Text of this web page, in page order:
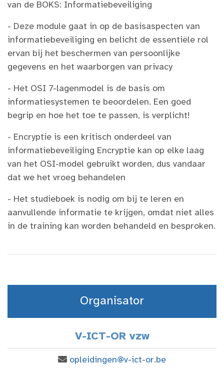
van de BOKS: Informatiebeveiliging​
- Deze module gaat in op de basisaspecten van
informatiebeveiliging en belicht de essentiële rol
ervan bij het beschermen van persoonlijke
gegevens en het waarborgen van privacy​
- Het OSI 7-lagenmodel is de basis om
informatiesystemen te beoordelen. Een goed
begrip en hoe het toe te passen, is verplicht! ​
- Encryptie is een kritisch onderdeel van
informatiebeveiliging Encryptie kan op elke laag
van het OSI-model gebruikt worden, dus vandaar
dat we het vroeg behandelen​
- Het studieboek is nodig om bij te leren en
aanvullende informatie te krijgen, omdat niet alles
in de training kan worden behandeld en besproken.​
Organisator
V-ICT-OR vzw
opleidingen@v-ict-or.be